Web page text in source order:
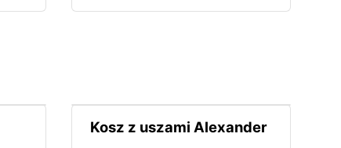
Kosz z uszami Alexander